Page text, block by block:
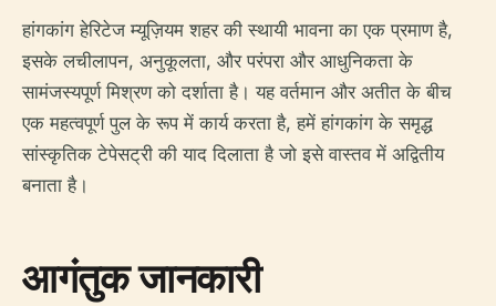
हांगकांग हेरिटेज म्यूज़ियम शहर की स्थायी भावना का एक प्रमाण है,
इसके लचीलापन, अनुकूलता, और परंपरा और आधुनिकता के
सामंजस्यपूर्ण मिश्रण को दर्शाता है। यह वर्तमान और अतीत के बीच
एक महत्वपूर्ण पुल के रूप में कार्य करता है, हमें हांगकांग के समृद्ध
सांस्कृतिक टेपेसट्री की याद दिलाता है जो इसे वास्तव में अद्वितीय
बनाता है।
आगंतुक जानकारी